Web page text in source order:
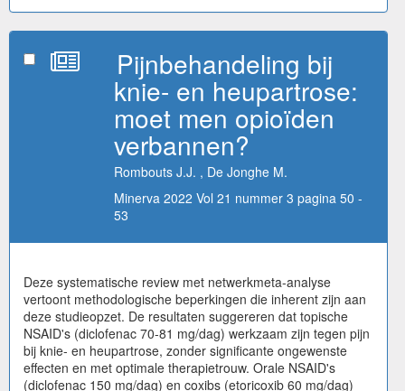
Pijnbehandeling bij
knie- en heupartrose:
moet men opioïden
verbannen?
Rombouts J.J. , De Jonghe M.
Minerva 2022 Vol 21 nummer 3 pagina 50 -
53
Deze systematische review met netwerkmeta-analyse
vertoont methodologische beperkingen die inherent zijn aan
deze studieopzet. De resultaten suggereren dat topische
NSAID's (diclofenac 70-81 mg/dag) werkzaam zijn tegen pijn
bij knie- en heupartrose, zonder significante ongewenste
effecten en met optimale therapietrouw. Orale NSAID's
(diclofenac 150 mg/dag) en coxibs (etoricoxib 60 mg/dag)